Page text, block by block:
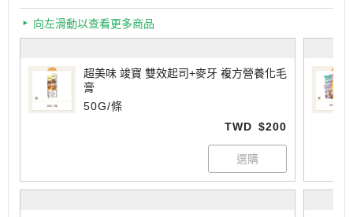
向左滑動以查看更多商品
超美味 竣寶 雙效起司+麥牙 複方營養化毛
膏
50G/條
TWD $200